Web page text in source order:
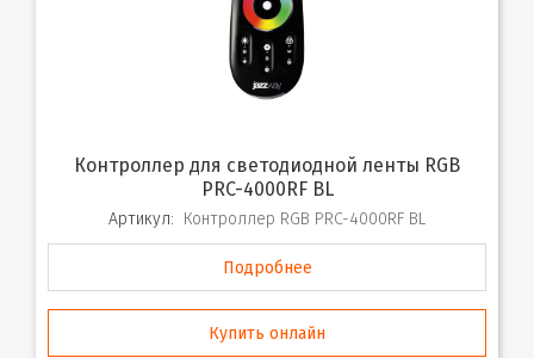
Контроллер для светодиодной ленты RGB
PRC-4000RF BL
Артикул: Контроллер RGB PRC-4000RF BL
Подробнее
Купить онлайн